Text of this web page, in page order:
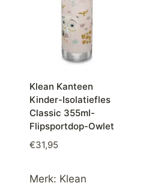
Klean Kanteen
Kinder-Isolatiefles
Classic 355ml-
Flipsportdop-Owlet
€31,95
Merk: Klean